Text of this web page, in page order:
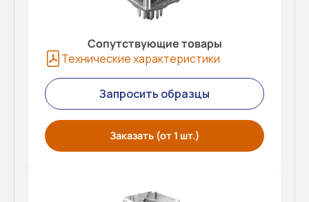
Сопутствующие товары
Технические характеристики
Запросить образцы
Заказать (от 1 шт.)